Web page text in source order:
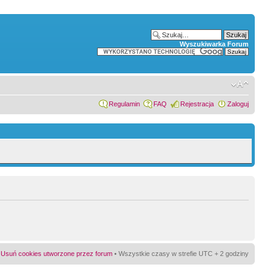
Wyszukiwarka Forum
Regulamin FAQ Rejestracja Zaloguj
Usuń cookies utworzone przez forum • Wszystkie czasy w strefie UTC + 2 godziny